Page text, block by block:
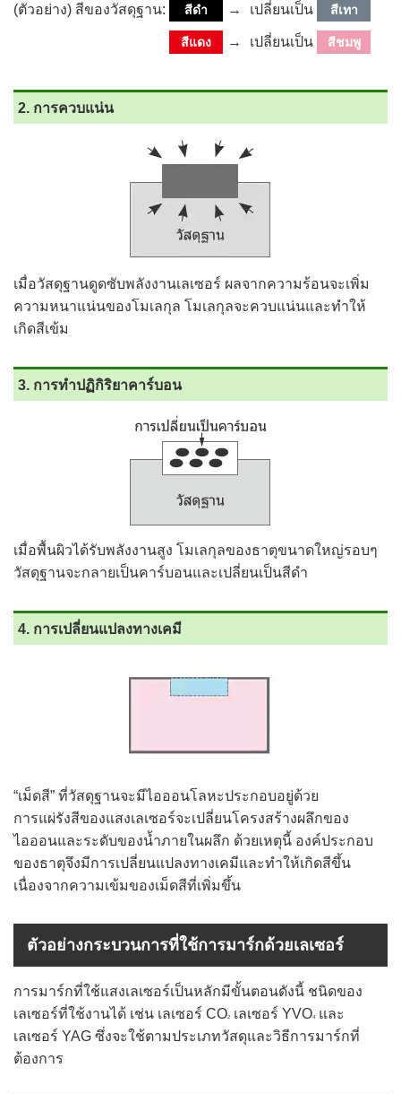
(ตัวอย่าง) สีของวัสดุฐาน: สีดำ → เปลี่ยนเป็น สีเทา
สีแดง → เปลี่ยนเป็น สีชมพู
2. การควบแน่น
เมื่อวัสดุฐานดูดซับพลังงานเลเซอร์ ผลจากความร้อนจะเพิ่ม
ความหนาแน่นของโมเลกุล โมเลกุลจะควบแน่นและทำให้
เกิดสีเข้ม
3. การทำปฏิกิริยาคาร์บอน
เมื่อพื้นผิวได้รับพลังงานสูง โมเลกุลของธาตุขนาดใหญ่รอบๆ
วัสดุฐานจะกลายเป็นคาร์บอนและเปลี่ยนเป็นสีดำ
4. การเปลี่ยนแปลงทางเคมี
“เม็ดสี” ที่วัสดุฐานจะมีไอออนโลหะประกอบอยู่ด้วย
การแผ่รังสีของแสงเลเซอร์จะเปลี่ยนโครงสร้างผลึกของ
ไอออนและระดับของน้ำภายในผลึก ด้วยเหตุนี้ องค์ประกอบ
ของธาตุจึงมีการเปลี่ยนแปลงทางเคมีและทำให้เกิดสีขึ้น
เนื่องจากความเข้มของเม็ดสีที่เพิ่มขึ้น
ตัวอย่างกระบวนการที่ใช้การมาร์กด้วยเลเซอร์
การมาร์กที่ใช้แสงเลเซอร์เป็นหลักมีขั้นตอนดังนี้ ชนิดของ
เลเซอร์ที่ใช้งานได้ เช่น เลเซอร์ CO2 เลเซอร์ YVO4
และ
เลเซอร์ YAG ซึ่งจะใช้ตามประเภทวัสดุและวิธีการมาร์กที่
ต้องการ